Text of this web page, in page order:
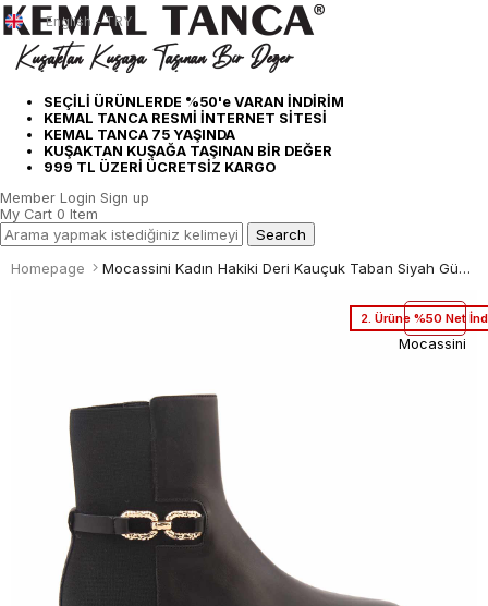
SEÇİLİ ÜRÜNLERDE %50'e VARAN İNDİRİM
KEMAL TANCA RESMİ İNTERNET SİTESİ
KEMAL TANCA 75 YAŞINDA
KUŞAKTAN KUŞAĞA TAŞINAN BİR DEĞER
999 TL ÜZERİ ÜCRETSİZ KARGO
English - TRY
Member Login Sign up
My Cart 0 Item
Homepage Mocassini Kadın Hakiki Deri Kauçuk Taban Siyah Günlük Bot
2. Ürüne %50 Net
Mocassini